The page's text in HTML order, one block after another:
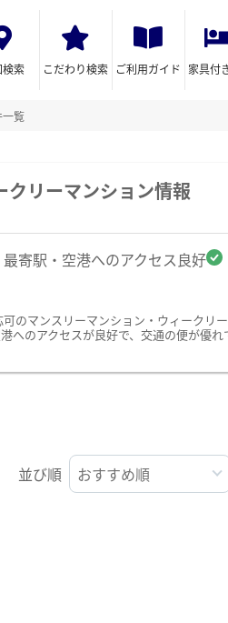
索 こだわり検索 ご利用ガイド 家具付
一覧
リーマンション情報
最寄駅・空港へのアクセス良好
のマンスリーマンション・ウィークリ
のアクセスが良好で、交通の便が優
並び順